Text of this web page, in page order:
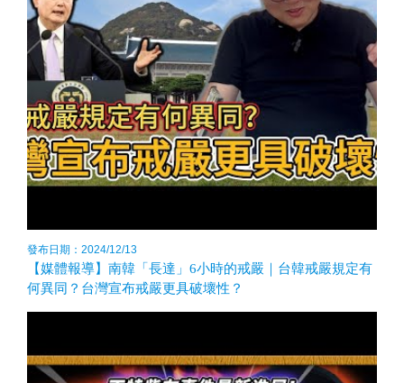
發布日期：2024/12/13
【媒體報導】南韓「長達」6小時的戒嚴｜台韓戒嚴規定有
何異同？台灣宣布戒嚴更具破壞性？